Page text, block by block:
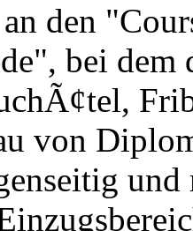
den
bei
von